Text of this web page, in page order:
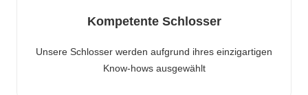
Kompetente Schlosser
Unsere Schlosser werden aufgrund ihres einzigartigen
Know-hows ausgewählt